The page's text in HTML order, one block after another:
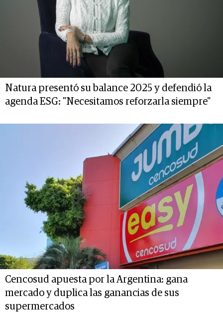
Natura presentó su balance 2025 y defendió la
agenda ESG: "Necesitamos reforzarla siempre"
Cencosud apuesta por la Argentina: gana
mercado y duplica las ganancias de sus
supermercados